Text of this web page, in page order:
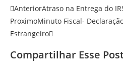
AnteriorAtraso na Entrega do
ProximoMinuto Fiscal-
Estrangeiro
Compartilhar Esse